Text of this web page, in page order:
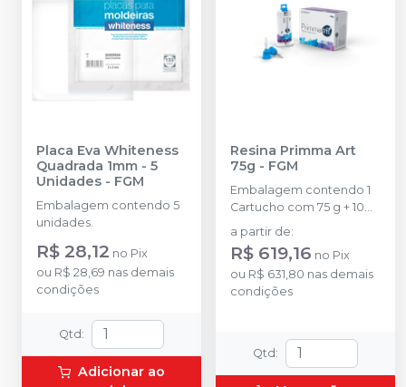
Placa Eva Whiteness
Quadrada 1mm - 5
Unidades - FGM
Embalagem contendo 5
unidades.
R$ 28,12 no Pix
ou R$ 28,69 nas demais
condições
Qtd :
Adicionar ao
Resina Primma Art
75g - FGM
Embalagem contendo 1
Cartucho com 75 g + 10
ponteiras de automistura
a partir de:
R$ 619,16 no Pix
ou R$ 631,80 nas demais
condições
Qtd :